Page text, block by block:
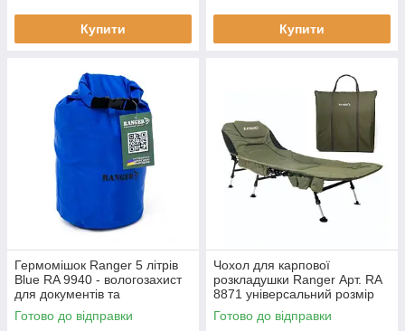
Купити Купити
Гермомішок Ranger 5 літрів
Blue RA 9940 - вологозахист
для документів та
спорядження розмір
35х18х18 см вага 0.1 кг
Готово до відправки
Чохол для карпової
розкладушки Ranger Арт. RA
8871 універсальний розмір
темно-оливковий колір (хаки)
Oxford 600D з плечовим
Готово до відправки